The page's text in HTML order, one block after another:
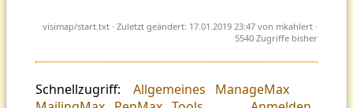
visimap/start.txt · Zuletzt geändert: 17.01.2019 23:47 von mkahlert ·
5540 Zugriffe bisher
Schnellzugriff: Allgemeines
ManageMax